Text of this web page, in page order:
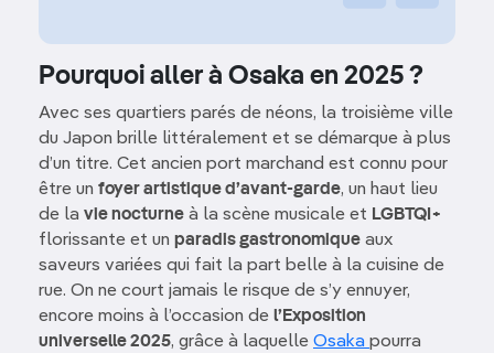
Pourquoi aller à Osaka en 2025 ?
Avec ses quartiers parés de néons, la troisième ville
du Japon brille littéralement et se démarque à plus
d’un titre. Cet ancien port marchand est connu pour
être un foyer artistique d’avant-garde, un haut lieu
de la vie nocturne à la scène musicale et LGBTQI+
florissante et un paradis gastronomique aux
saveurs variées qui fait la part belle à la cuisine de
rue. On ne court jamais le risque de s’y ennuyer,
encore moins à l’occasion de l’Exposition
universelle 2025, grâce à laquelle Osaka pourra